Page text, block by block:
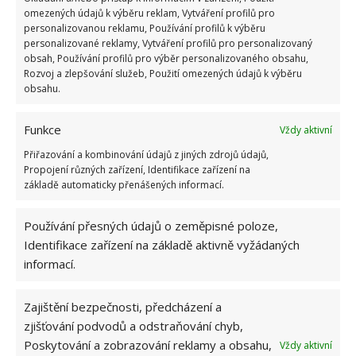
omezených údajů k výběru reklam, Vytváření profilů pro
personalizovanou reklamu, Používání profilů k výběru
personalizované reklamy, Vytváření profilů pro personalizovaný
obsah, Používání profilů pro výběr personalizovaného obsahu,
Rozvoj a zlepšování služeb, Použití omezených údajů k výběru
obsahu.
Funkce
Vždy aktivní
Přiřazování a kombinování údajů z jiných zdrojů údajů,
Propojení různých zařízení, Identifikace zařízení na
základě automaticky přenášených informací.
Používání přesných údajů o zeměpisné poloze,
Identifikace zařízení na základě aktivně vyžádaných
informací.
Zajištění bezpečnosti, předcházení a
zjišťování podvodů a odstraňování chyb,
Poskytování a zobrazování reklamy a obsahu,
Vždy aktivní
Test znalostí o životě v dobách socialismu: 10
otázek odhalí, kdo má minulý režim stále v živé
paměti
zákeřné otázky pravděpodobně správně
odpoví jen starší ročníky
tehdejším jídle si poradí Češi s dobrou pamětí